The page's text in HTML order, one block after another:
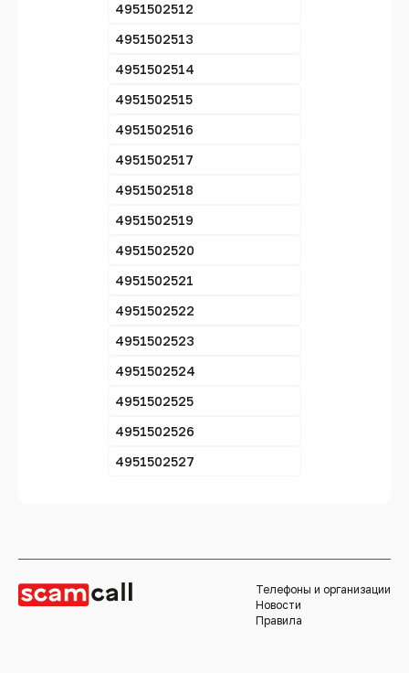
4951502512
4951502513
4951502514
4951502515
4951502516
4951502517
4951502518
4951502519
4951502520
4951502521
4951502522
4951502523
4951502524
4951502525
4951502526
4951502527
Телефоны и организации
Новости
Правила